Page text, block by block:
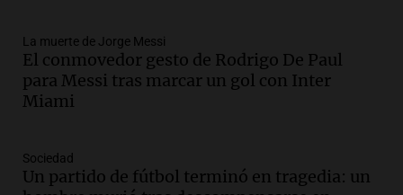
Episodios
Audio.Ley de Propiedad Privada: el revés
en el Congreso expuso una debilidad
comunicacional del Gobierno
Episodios
Audio.Casabindo se prepara para una
La muerte de Jorge Messi
El conmovedor gesto de Rodrigo De Paul
para Messi tras marcar un gol con Inter
Miami
Sociedad
Un partido de fútbol terminó en tragedia: un